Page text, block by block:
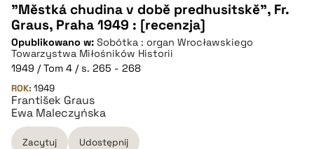
CZYSTY TEKST
pobierz cytat
BIBTEX
"Městká chudina v době predhusitskě", Fr.
Graus, Praha 1949 : [recenzja]
Opublikowano w: Sobótka : organ Wrocławskiego
Towarzystwa Miłośników Historii
1949 / Tom 4 / s. 265 - 268
ROK: 1949
František Graus
Ewa Maleczyńska
Zacytuj Udostępnij